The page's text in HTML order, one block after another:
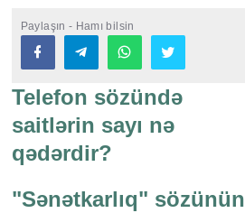
Paylaşın - Hamı bilsin
Telefon sözündə
saitlərin sayı nə
qədərdir?
"Sənətkarlıq" sözünün